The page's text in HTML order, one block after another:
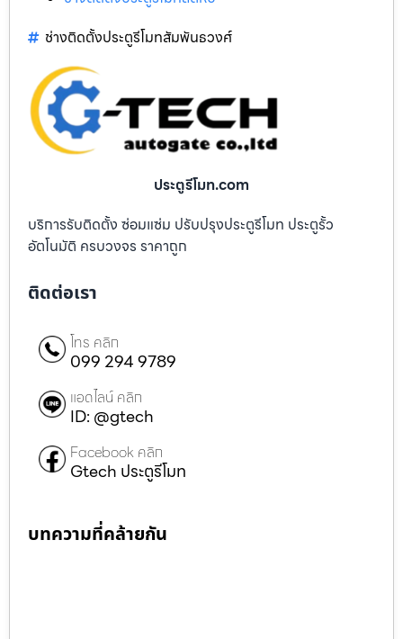
ช่างติดตั้งประตูรีโมทสัมพันธวงศ์
ประตูรีโมท.com
บริการรับติดตั้ง ซ่อมแซ่ม ปรับปรุงประตูรีโมท ประตูรั้ว
อัตโนมัติ ครบวงจร ราคาถูก
ติดต่อเรา
โทร คลิก
099 294 9789
แอดไลน์ คลิก
ID: @gtech
Facebook คลิก
Gtech ประตูรีโมท
บทความที่คล้ายกัน